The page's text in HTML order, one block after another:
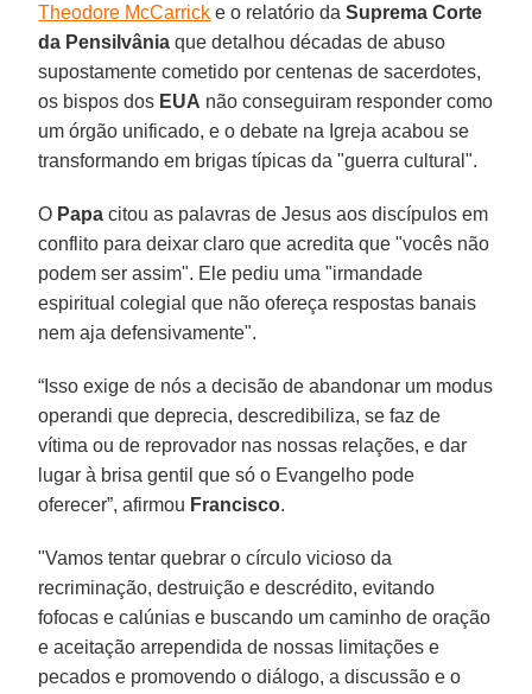
Theodore McCarrick e o relatório daSuprema Corte
da Pensilvânia que detalhou décadas de abuso
supostamente cometido por centenas de sacerdotes,
os bispos dos EUA não conseguiram responder como
um órgão unificado, e o debate na Igreja acabou se
transformando em brigas típicas da "guerra cultural".
O Papa citou as palavras de Jesus aos discípulos em
conflito para deixar claro que acredita que "vocês não
podem ser assim". Ele pediu uma "irmandade
espiritual colegial que não ofereça respostas banais
nem aja defensivamente".
“Isso exige de nós a decisão de abandonar um modus
operandi que deprecia, descredibiliza, se faz de
vítima ou de reprovador nas nossas relações, e dar
lugar à brisa gentil que só o Evangelho pode
oferecer”, afirmou Francisco.
"Vamos tentar quebrar o círculo vicioso da
recriminação, destruição e descrédito, evitando
fofocas e calúnias e buscando um caminho de oração
e aceitação arrependida de nossas limitações e
pecados e promovendo o diálogo, a discussão e o